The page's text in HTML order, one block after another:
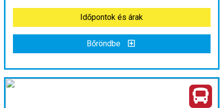
Időpontok és árak
Bőröndbe
Időpontok és árak
Bőröndbe
Karácsonyi fények Dublinban